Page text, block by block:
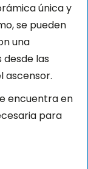
única y
se pueden
una
las
ascensor.
encuentra en
para